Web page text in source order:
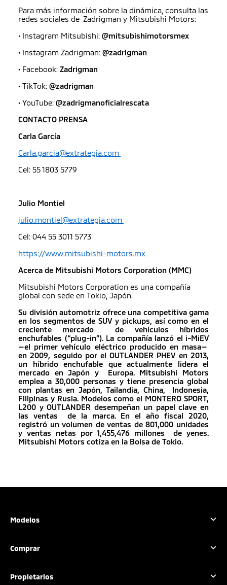
Para más información sobre la dinámica, consulta las
redes sociales de Zadrigman y Mitsubishi Motors:
• Instagram Mitsubishi: @mitsubishimotorsmex
• Instagram Zadrigman: @zadrigman
• Facebook: Zadrigman
• TikTok: @zadrigman
• YouTube: @zadrigmanoficialrescata
CONTACTO PRENSA
Carla García
Carla.garcia@extrategia.com
Cel: 55 1803 5779
Julio Montiel
julio.montiel@extrategia.com
Cel: 044 55 3011 5773
https://www.mitsubishi-motors.mx
Acerca de Mitsubishi Motors Corporation (MMC)
Mitsubishi Motors Corporation es una compañía
global con sede en Tokio, Japón.
Su división automotriz ofrece una competitiva gama
en los segmentos de SUV y pickups, así como en el
creciente mercado de vehículos híbridos
enchufables (“plug-in”). La compañía lanzó el i-MiEV
—el primer vehículo eléctrico producido en masa—
en 2009, seguido por el OUTLANDER PHEV en 2013,
un híbrido enchufable que actualmente lidera el
mercado en Japón y Europa. Mitsubishi Motors
emplea a 30,000 personas y tiene presencia global
con plantas en Japón, Tailandia, China, Indonesia,
Filipinas y Rusia. Modelos como el MONTERO SPORT,
L200 y OUTLANDER desempeñan un papel clave en
las ventas de la marca. En el año fiscal 2020,
registró un volumen de ventas de 801,000 unidades
y ventas netas por 1,455,476 millones de yenes.
Mitsubishi Motors cotiza en la Bolsa de Tokio.
Modelos
Outlander Sport
L200 GSR
Comprar
Configura tu vehículo
Propietarios